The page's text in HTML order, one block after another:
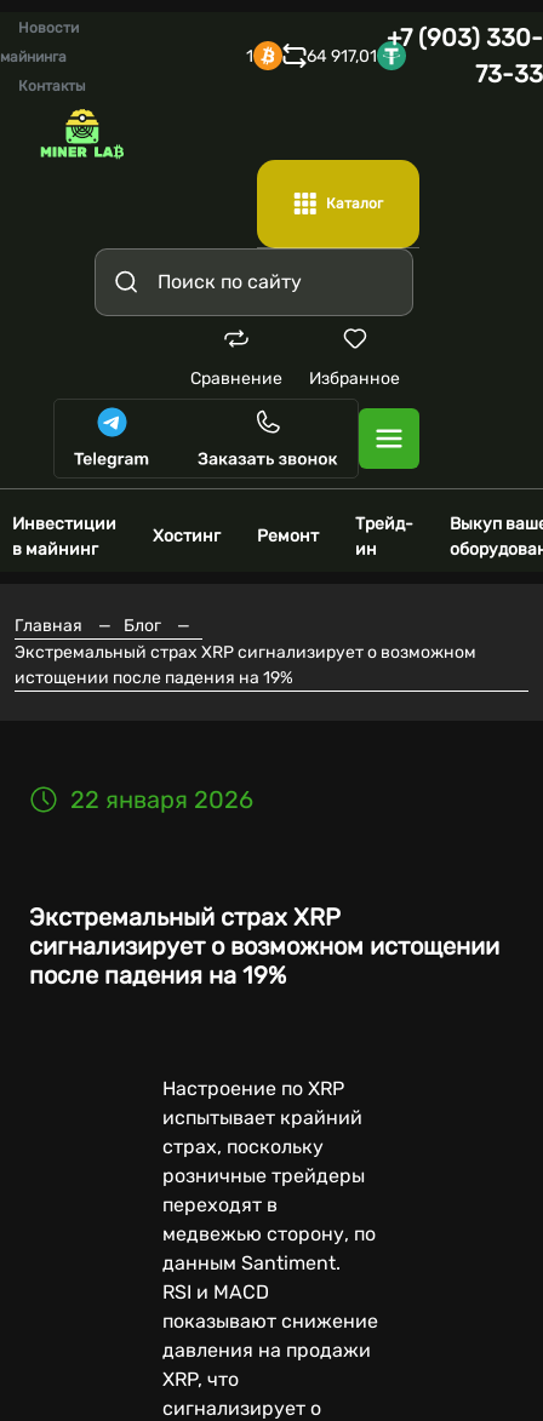
Новости
майнинга
Контакты
1 64 917,01
+7 (903) 330-
73-33
Каталог
Сравнение Избранное
Инвестиции
в майнинг
Хостинг Ремонт
Трейд-
ин
Выкуп
Главная — Блог
—
Экстремальный страх XRP сигнализирует о возможном
истощении после падения на 19%
22 января 2026
Экстремальный страх XRP
сигнализирует о возможном истощении
после падения на 19%
Настроение по XRP
испытывает крайний
страх, поскольку
розничные трейдеры
переходят в
медвежью сторону, по
данным Santiment.
RSI и MACD
показывают снижение
давления на продажи
XRP, что
сигнализирует о